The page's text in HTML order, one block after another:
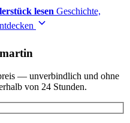
lesen Geschichte,
— unverbindlich und ohne
von 24 Stunden.